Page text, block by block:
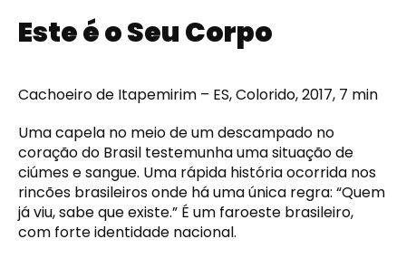
Este é o Seu Corpo
Cachoeiro de Itapemirim – ES, Colorido, 2017, 7 min
Uma capela no meio de um descampado no
coração do Brasil testemunha uma situação de
ciúmes e sangue. Uma rápida história ocorrida nos
rincões brasileiros onde há uma única regra: “Quem
já viu, sabe que existe.” É um faroeste brasileiro,
com forte identidade nacional.